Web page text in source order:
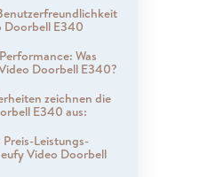
Doorbell E340
Was
Doorbell E340?
zeichnen die
E340 aus:
Leistungs-
Video Doorbell